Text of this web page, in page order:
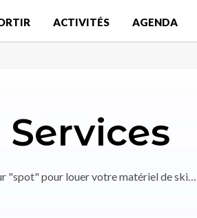
ACTIVITÉS AGENDA
"spot" pour louer votre matériel de